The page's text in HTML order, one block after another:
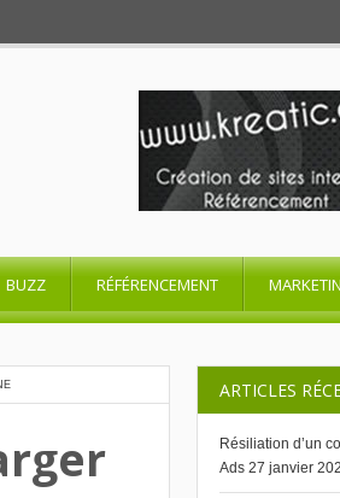
BUZZ RÉFÉRENCEMENT
ARTICLES
Résiliation d’un
Ads 27 janvier